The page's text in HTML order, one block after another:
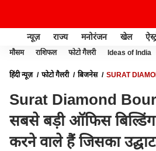
न्यूज़ राज्य मनोरंजन खेल
मौसम राशिफल फोटो गैलरी Ideas of India
हिंदी न्यूज़ फोटो गैलरी बिजनेस
SURAT
Surat Diamond
सबसे बड़ी ऑफिस
करने वाले हैं जिसका